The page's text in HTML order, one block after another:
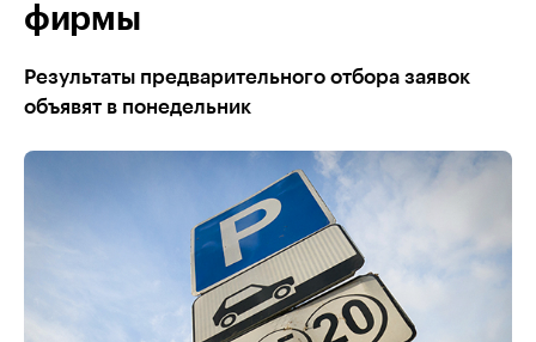
фирмы
Результаты предварительного отбора заявок
объявят в понедельник